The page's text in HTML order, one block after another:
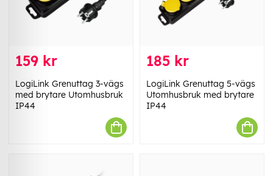
159 kr
LogiLink Grenuttag 3-vägs
med brytare Utomhusbruk
IP44
185 kr
LogiLink Grenuttag 5-vägs
Utomhusbruk med brytare
IP44